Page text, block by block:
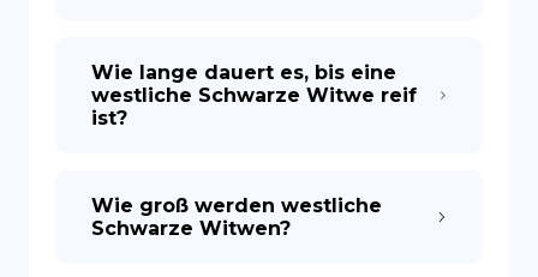
Wie lange dauert es, bis eine
westliche Schwarze Witwe reif
ist?
Wie groß werden westliche
Schwarze Witwen?